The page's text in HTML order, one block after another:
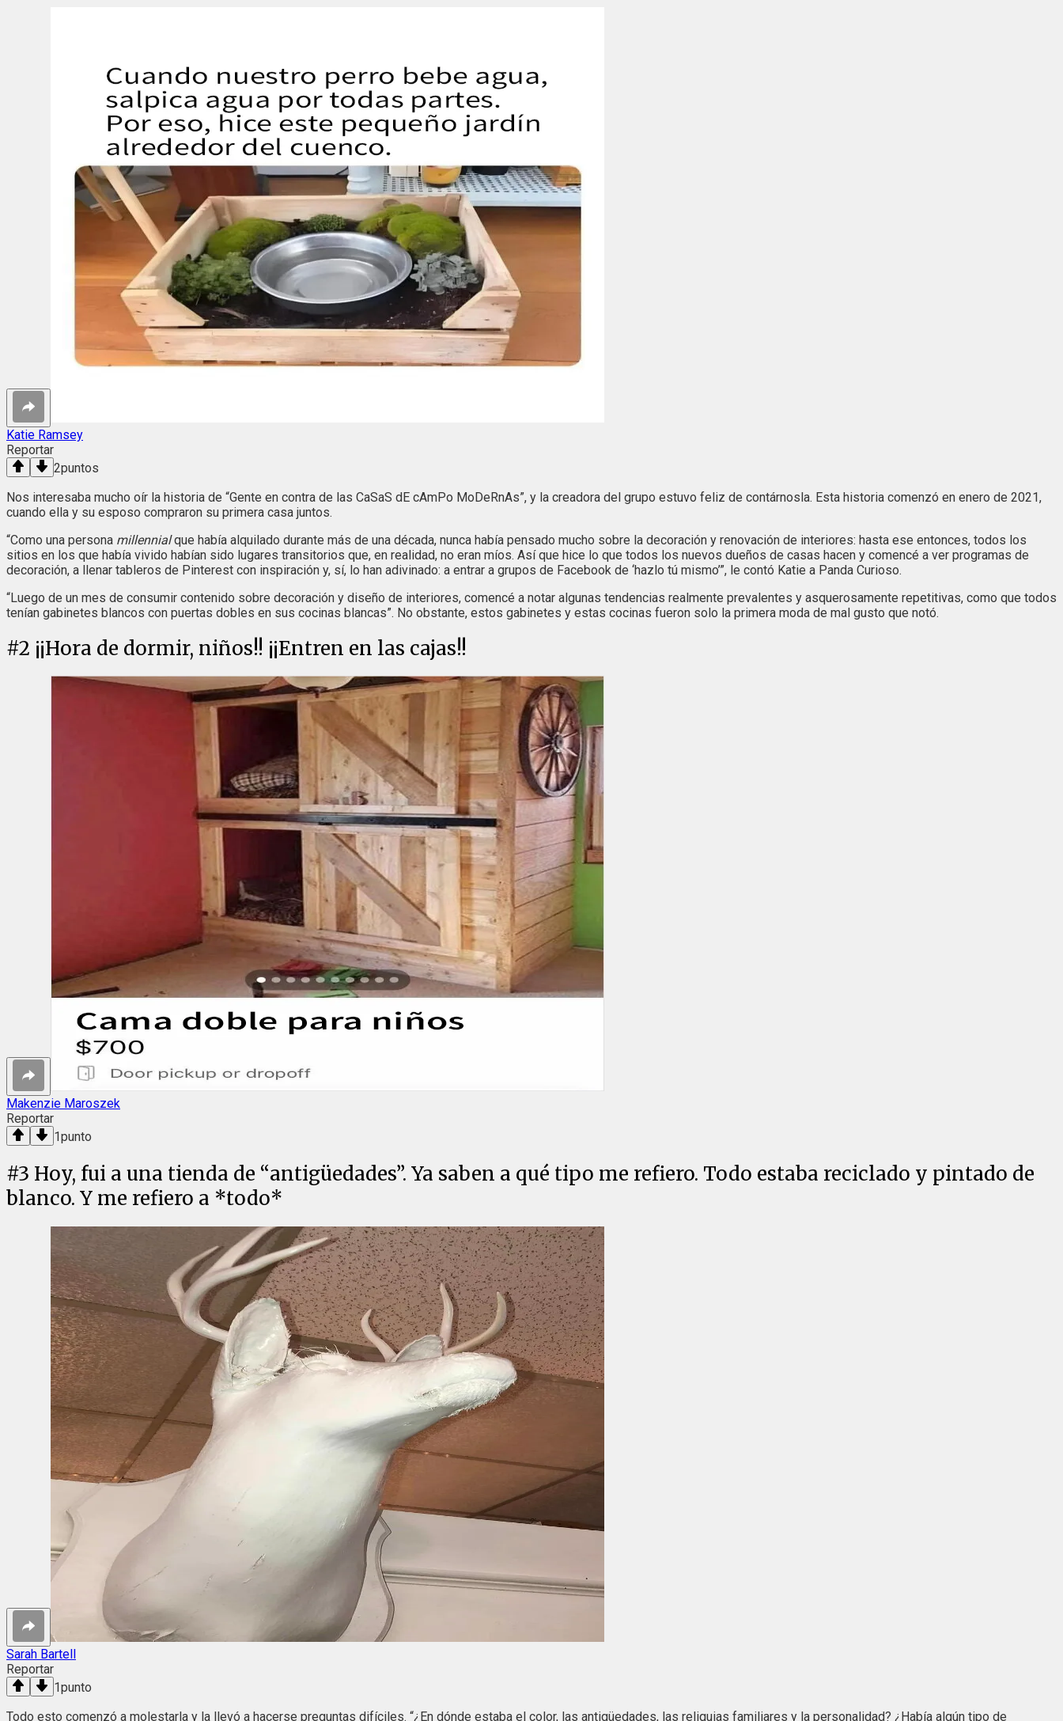
Katie Ramsey
Reportar
2puntos
Nos interesaba mucho oír la historia de “Gente en contra de las CaSaS dE cAmPo MoDeRnAs”, y la creadora del grupo estuvo feliz de contárnosla. Esta historia comenzó en enero de 2021,
cuando ella y su esposo compraron su primera casa juntos.
“Como una persona millennialque había alquilado durante más de una década, nunca había pensado mucho sobre la decoración y renovación de interiores: hasta ese entonces, todos los
sitios en los que había vivido habían sido lugares transitorios que, en realidad, no eran míos. Así que hice lo que todos los nuevos dueños de casas hacen y comencé a ver programas de
decoración, a llenar tableros de Pinterest con inspiración y, sí, lo han adivinado: a entrar a grupos de Facebook de ‘hazlo tú mismo’”, le contó Katie a Panda Curioso.
“Luego de un mes de consumir contenido sobre decoración y diseño de interiores, comencé a notar algunas tendencias realmente prevalentes y asquerosamente repetitivas, como que todos
tenían gabinetes blancos con puertas dobles en sus cocinas blancas”. No obstante, estos gabinetes y estas cocinas fueron solo la primera moda de mal gusto que notó.
#2 ¡¡Hora de dormir, niños!! ¡¡Entren en las cajas!!
Makenzie Maroszek
Reportar
1punto
#3 Hoy, fui a una tienda de “antigüedades”. Ya saben a qué tipo me refiero. Todo estaba reciclado y pintado de
blanco. Y me refiero a *todo*
Sarah Bartell
Reportar
1punto
Todo esto comenzó a molestarla y la llevó a hacerse preguntas difíciles. “¿En dónde estaba el color, las antigüedades, las reliquias familiares y la personalidad? ¿Había algún tipo de